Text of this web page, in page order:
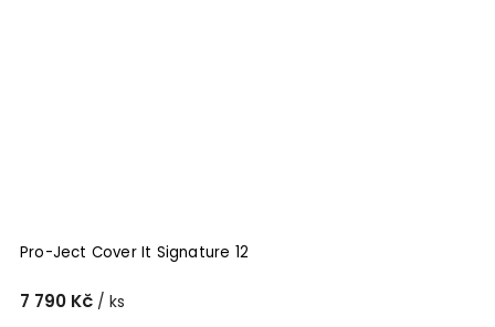
Pro-Ject Cover It Signature 12
7 790 Kč / ks